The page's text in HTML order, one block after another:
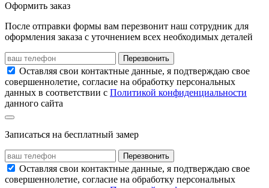
Оформить заказ
После отправки формы вам перезвонит наш сотрудник для
оформления заказа с уточнением всех необходимых деталей
Перезвонить
Оставляя свои контактные данные, я подтверждаю свое
совершеннолетие, согласие на обработку персональных
данных в соответствии с Политикой конфиденциальности
данного сайта
Записаться на бесплатный замер
Перезвонить
Оставляя свои контактные данные, я подтверждаю свое
совершеннолетие, согласие на обработку персональных